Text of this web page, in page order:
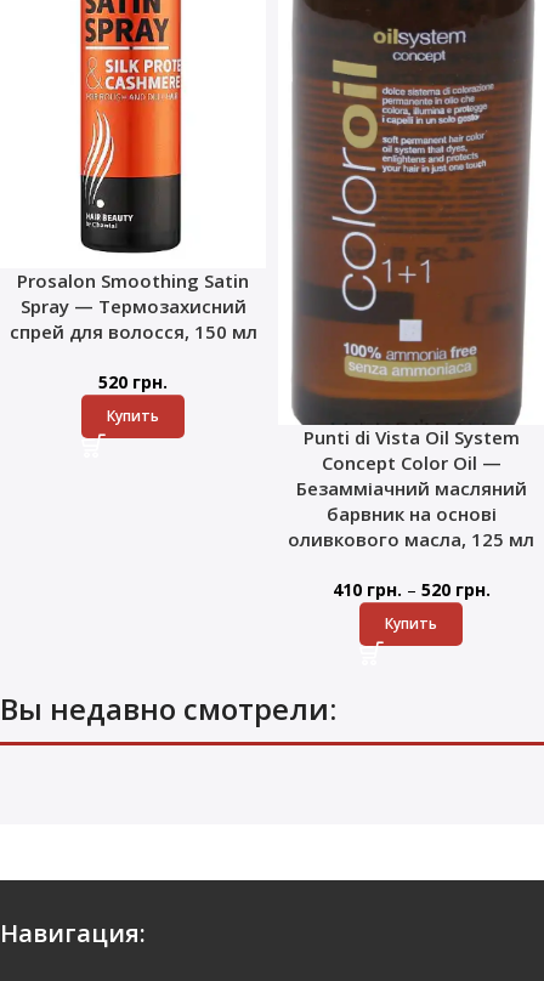
Prosalon Smoothing Satin
Spray — Термозахисний
спрей для волосся, 150 мл
520 грн.
Купить
Punti di Vista Oil System
Concept Color Oil —
Безамміачний масляний
барвник на основі
оливкового масла, 125 мл
410 грн. – 520 грн.
Купить
Вы недавно смотрели:
Навигация: